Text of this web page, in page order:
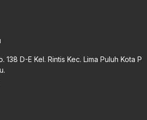
138 D-E Kel. Rintis Kec. Lima Puluh Kota P